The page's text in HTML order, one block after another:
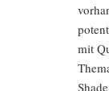
mit